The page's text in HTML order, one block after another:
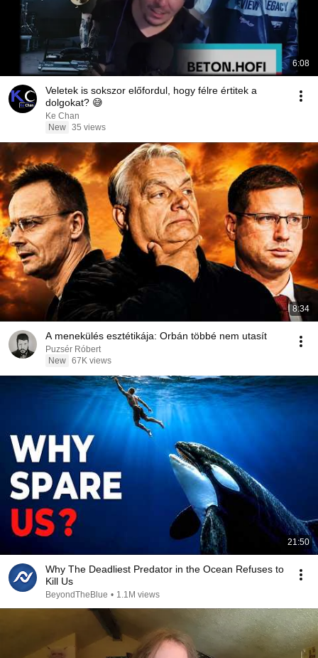
6:08
Veletek is sokszor előfordul, hogy félre értitek a
dolgokat? 😅
Ke Chan
New 35 views
8:34
A menekülés esztétikája: Orbán többé nem utasít
Puzsér Róbert
New 67K views
21:50
Why The Deadliest Predator in the Ocean Refuses to
Kill Us
BeyondTheBlue • 1.1M views